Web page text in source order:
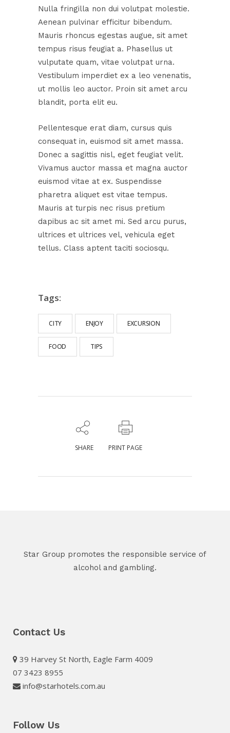
Nulla fringilla non dui volutpat molestie.
Aenean pulvinar efficitur bibendum.
Mauris rhoncus egestas augue, sit amet
tempus risus feugiat a. Phasellus ut
vulputate quam, vitae volutpat urna.
Vestibulum imperdiet ex a leo venenatis,
ut mollis leo auctor. Proin sit amet arcu
blandit, porta elit eu.
Pellentesque erat diam, cursus quis
consequat in, euismod sit amet massa.
Donec a sagittis nisl, eget feugiat velit.
Vivamus auctor massa et magna auctor
euismod vitae at ex. Suspendisse
pharetra aliquet est vitae tempus.
Mauris at turpis nec risus pretium
dapibus ac sit amet mi. Sed arcu purus,
ultrices et ultrices vel, vehicula eget
tellus. Class aptent taciti sociosqu.
Tags:
CITY ENJOY EXCURSION
FOOD TIPS
SHARE PRINT PAGE
Star Group promotes the responsible service of
alcohol and gambling.
Contact Us
39 Harvey St North, Eagle Farm 4009
07 3423 8955
info@starhotels.com.au
Follow Us